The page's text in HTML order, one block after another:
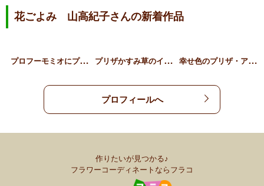
花ごよみ 山高紀子さんの新着作品
プ
ロフーモミオにプリザリー… プ
リザかすみ草のイヤリング 幸
せ色のプリザ・アジサイ …
プロフィールへ
作りたいが見つかる♪
フラワーコーディネートならフラコ